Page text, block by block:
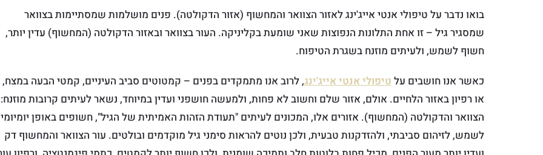
בואו נדבר על טיפולי אנטי אייג'ינג לאזור הצוואר והמחשוף (אזור הדקולטה). פנים מושלמות שמסתיימות בצוואר
שמסגיר גיל – זו אחת התלונות הנפוצות שאני שומעת בקליניקה. העור בצוואר ובאזור הדקולטה (המחשוף) עדין יותר,
חשוף לשמש, ולעיתים מוזנח בשגרת הטיפוח.
כאשר אנו חושבים עלטיפולי אנטי אייג'ינג, לרוב אנו מתמקדים בפנים – קמטוטים סביב העיניים, קמטי הבעה במצח,
או רפיון באזור הלחיים. אולם, אזור שלם וחשוב לא פחות, ולמעשה חושפני ועדין במיוחד, נשאר לעיתים קרובות מוזנח:
הצוואר והדקולטה (המחשוף). אזורים אלו, המכונים לעיתים "תעודת הזהות האמיתית של הגיל", חשופים באופן יומיומי
לשמש, לזיהום סביבתי, ולהזדקנות טבעית, ולכן נוטים להראות סימני גיל מוקדמים ובולטים. עור הצוואר והמחשוף דק